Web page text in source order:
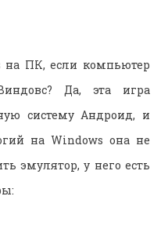
на ПК, если компьютер
Да, эта игра
систему Андроид, и
на Windows она не
эмулятор, у него есть